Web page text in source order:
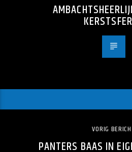
VORIG
PANTERS BAAS IN